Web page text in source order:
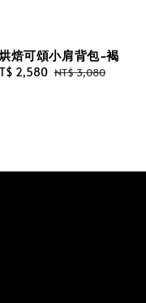
焙可頌小肩背包-褐
2,580 Regular
NT$ 3,080